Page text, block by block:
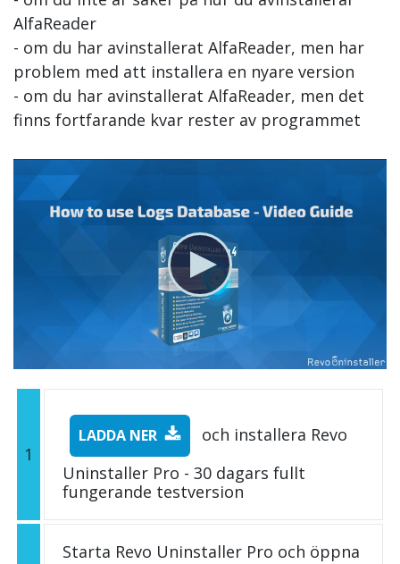
AlfaReader
- om du har avinstallerat AlfaReader, men har
problem med att installera en nyare version
- om du har avinstallerat AlfaReader, men det
finns fortfarande kvar rester av programmet
1
LADDA NER
och installera Revo
Uninstaller Pro - 30 dagars fullt
fungerande testversion
Starta Revo Uninstaller Pro och öppna